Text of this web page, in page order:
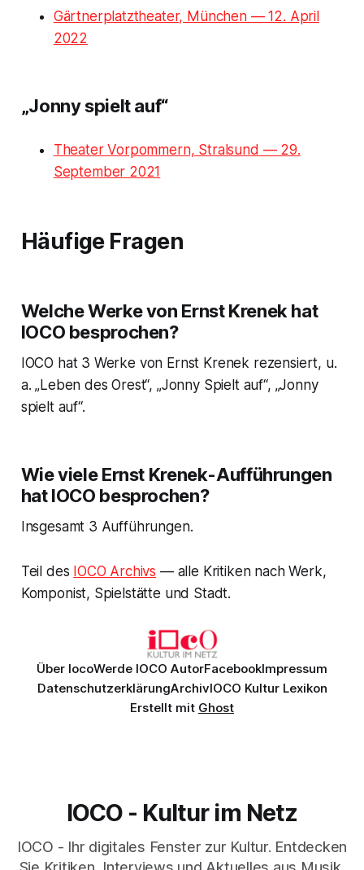
Gärtnerplatztheater, München — 12. April
2022
„Jonny spielt auf“
Theater Vorpommern, Stralsund — 29.
September 2021
Häufige Fragen
Welche Werke von Ernst Krenek hat
IOCO besprochen?
IOCO hat 3 Werke von Ernst Krenek rezensiert, u.
a. „Leben des Orest“, „Jonny Spielt auf“, „Jonny
spielt auf“.
Wie viele Ernst Krenek-Aufführungen
hat IOCO besprochen?
Insgesamt 3 Aufführungen.
Teil des IOCO Archivs — alle Kritiken nach Werk,
Komponist, Spielstätte und Stadt.
Über IocoWerde IOCO AutorFacebookImpressum
DatenschutzerklärungArchivIOCO Kultur Lexikon
Erstellt mit Ghost
IOCO - Kultur im Netz
IOCO - Ihr digitales Fenster zur Kultur. Entdecken